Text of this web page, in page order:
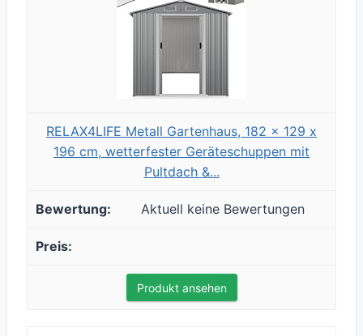
RELAX4LIFE Metall Gartenhaus, 182 x 129 x
196 cm, wetterfester Geräteschuppen mit
Pultdach &...
Aktuell keine Bewertungen
Produkt ansehen